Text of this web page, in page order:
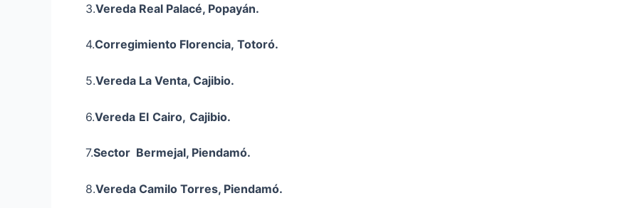
3.Vereda Real Palacé, Popayán.
4.Corregimiento Florencia, Totoró.
5.Vereda La Venta, Cajibio.
6.Vereda El Cairo, Cajibio.
7.Sector Bermejal, Piendamó.
8.Vereda Camilo Torres, Piendamó.